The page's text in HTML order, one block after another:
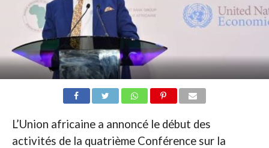
L’Union africaine a annoncé le début des
activités de la quatrième Conférence sur la